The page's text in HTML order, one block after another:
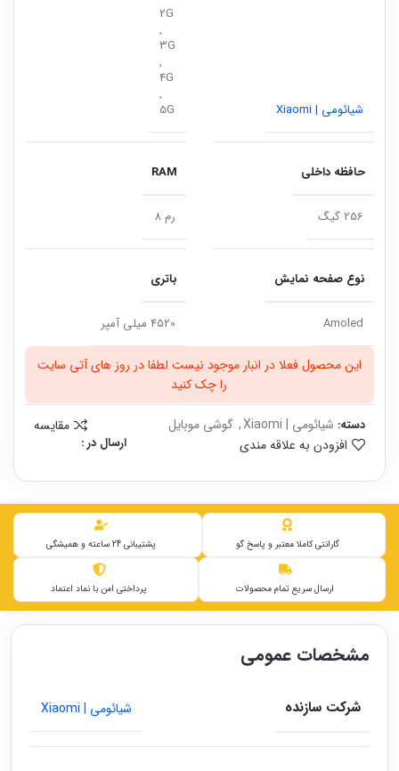
شیائومی | Xiaomi
2G
,
3G
,
4G
,
5G
حافظه داخلی
256 گیگ
RAM
رم 8
نوع صفحه نمایش
Amoled
باتری
4520 میلی آمپر
این محصول فعلا در انبار موجود نیست لطفا در روز های آتی سایت
را چک کنید
دسته: شیائومی | Xiaomi , گوشی موبایل
مقایسه
افزودن به علاقه مندی
ارسال در :
گارانتی کاملا معتبر و پاسخ گو پشتیبانی 24 ساعته و همیشگی
ارسال سریع تمام محصولات پرداختی امن با نماد اعتماد
مشخصات عمومی
شرکت سازنده شیائومی | Xiaomi